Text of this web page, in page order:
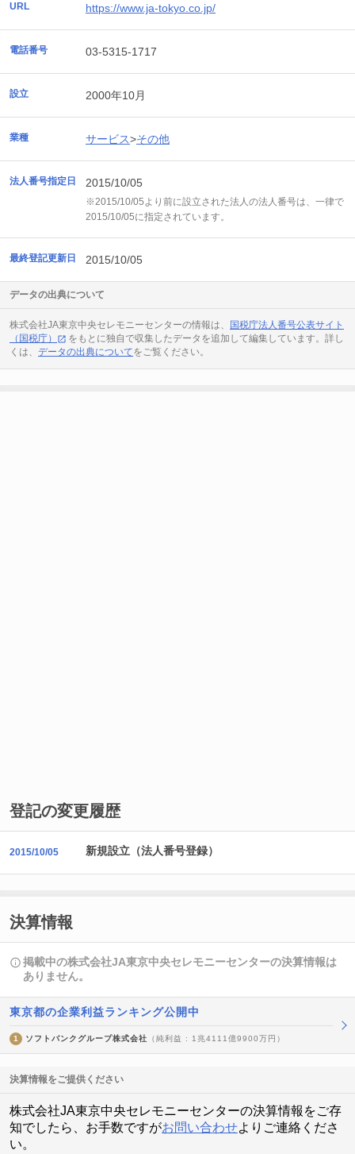
URL https://www.ja-tokyo.co.jp/
電話番号 03-5315-1717
設立 2000年10月
業種 サービス>その他
法人番号指定日 2015/10/05
※2015/10/05より前に設立された法人の法人番号は、一律で
2015/10/05に指定されています。
最終登記更新日 2015/10/05
データの出典について
株式会社JA東京中央セレモニーセンターの情報は、
国税庁法人番号公表サイト
（国税庁）
をもとに独自で収集したデータを追加して編集しています。詳し
くは、 データの出典についてをご覧ください。
登記の変更履歴
2015/10/05 新規設立（法人番号登録）
決算情報
掲載中の株式会社JA東京中央セレモニーセンターの決算情報は
ありません。
東京都の企業利益ランキング公開中
1 ソフトバンクグループ株式会社 （純利益 : 1兆4111億9900万円）
決算情報をご提供ください
株式会社JA東京中央セレモニーセンターの決算情報をご存
知でしたら、お手数ですがお問い合わせよりご連絡くださ
い。